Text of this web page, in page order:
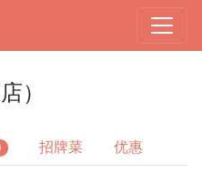
）
招牌菜 优惠